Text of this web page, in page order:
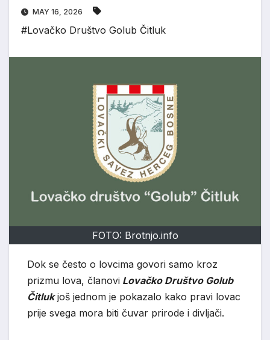
MAY 16, 2026
#Lovačko Društvo Golub Čitluk
FOTO: Brotnjo.info
Dok se često o lovcima govori samo kroz
prizmu lova, članovi Lovačko Društvo Golub
Čitluk još jednom je pokazalo kako pravi lovac
prije svega mora biti čuvar prirode i divljači.